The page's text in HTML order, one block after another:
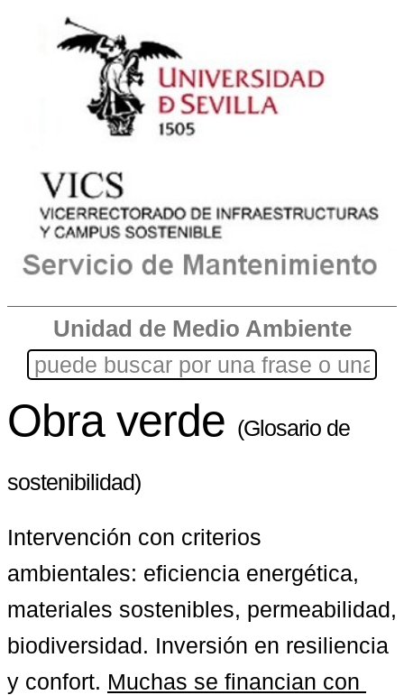
Unidad de Medio Ambiente
Obra verde (Glosario de
sostenibilidad)
Intervención con criterios
ambientales: eficiencia energética,
materiales sostenibles, permeabilidad,
biodiversidad. Inversión en resiliencia
y confort. Muchas se financian con